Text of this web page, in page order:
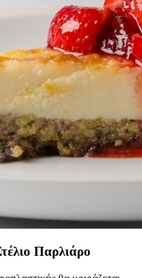
Παρλιάρο